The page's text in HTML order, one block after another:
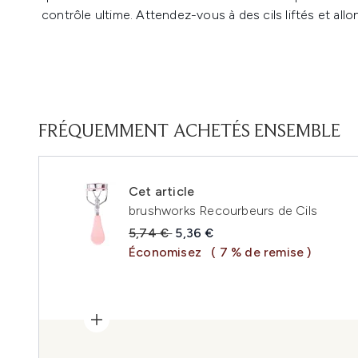
contrôle ultime. Attendez-vous à des cils liftés et
FRÉQUEMMENT ACHETÉS ENSEMBLE
Cet article
brushworks Recourbeurs de Cils
Prix de vente :
5,74 € Prix ​​actuel :
5,36 €
Économisez
( 7 % de remise )